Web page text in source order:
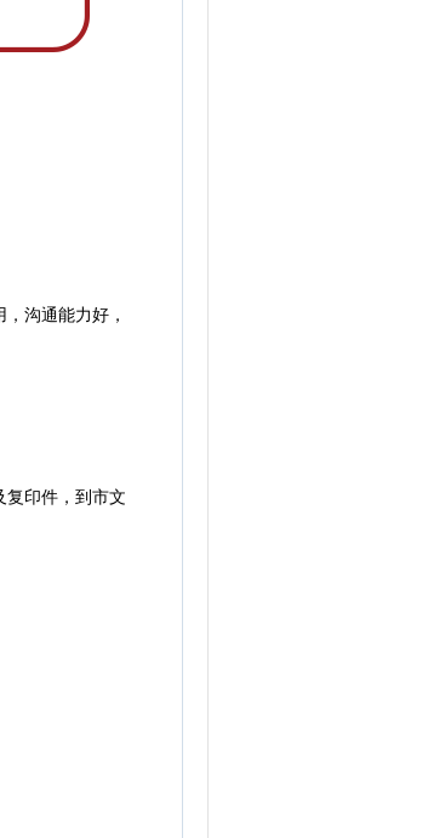
沟通能力好，
复印件，到市文